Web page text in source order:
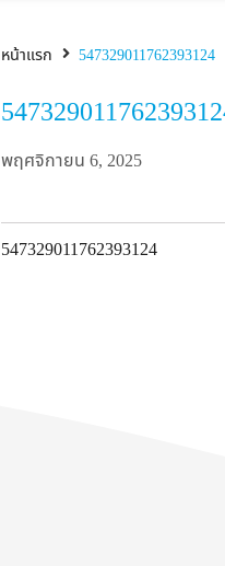
หน้าแรก 547329011762393124
พฤศจิกายน 6, 2025
547329011762393124